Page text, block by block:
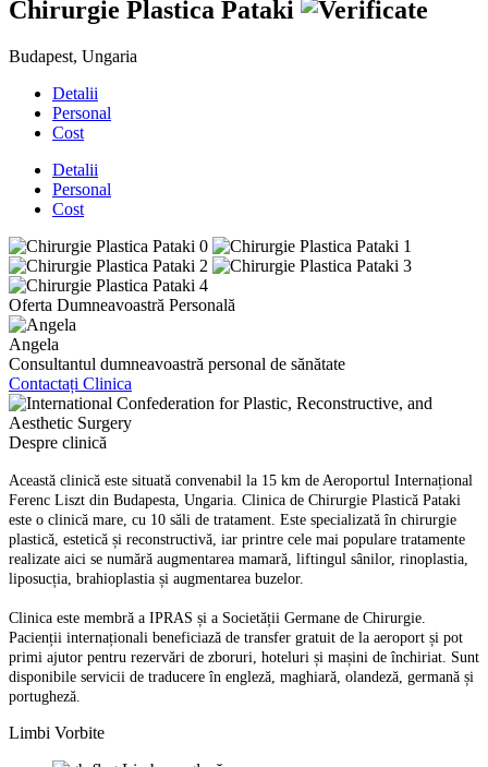
Chirurgie Plastica Pataki
Budapest, Ungaria
Detalii
Personal
Cost
Detalii
Personal
Cost
Oferta Dumneavoastră Personală
Angela
Consultantul dumneavoastră personal de sănătate
Contactați Clinica
Despre clinică
Această clinică este situată convenabil la 15 km de Aeroportul Internațional
Ferenc Liszt din Budapesta, Ungaria. Clinica de Chirurgie Plastică Pataki
este o clinică mare, cu 10 săli de tratament. Este specializată în chirurgie
plastică, estetică și reconstructivă, iar printre cele mai populare tratamente
realizate aici se numără augmentarea mamară, liftingul sânilor, rinoplastia,
liposucția, brahioplastia și augmentarea buzelor.
Clinica este membră a IPRAS și a Societății Germane de Chirurgie.
Pacienții internaționali beneficiază de transfer gratuit de la aeroport și pot
primi ajutor pentru rezervări de zboruri, hoteluri și mașini de închiriat. Sunt
disponibile servicii de traducere în engleză, maghiară, olandeză, germană și
portugheză.
Limbi Vorbite